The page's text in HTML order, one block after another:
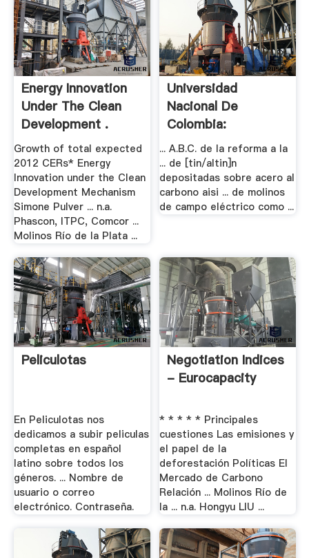
Energy Innovation
Under The Clean
Development .
Growth of total expected
2012 CERs* Energy
Innovation under the Clean
Development Mechanism
Simone Pulver ... n.a.
Phascon, ITPC, Comcor ...
Molinos Río de la Plata ...
Universidad
Nacional De
Colombia:
Repositorio .
... A.B.C. de la reforma a la
... de [tin/altin]n
depositadas sobre acero al
carbono aisi ... de molinos
de campo eléctrico como ...
Peliculotas
En Peliculotas nos
dedicamos a subir peliculas
completas en español
latino sobre todos los
géneros. ... Nombre de
usuario o correo
electrónico. Contraseña.
Negotiation Indices
- Eurocapacity
* * * * * Principales
cuestiones Las emisiones y
el papel de la
deforestación Políticas El
Mercado de Carbono
Relación ... Molinos Río de
la ... n.a. Hongyu LIU ...